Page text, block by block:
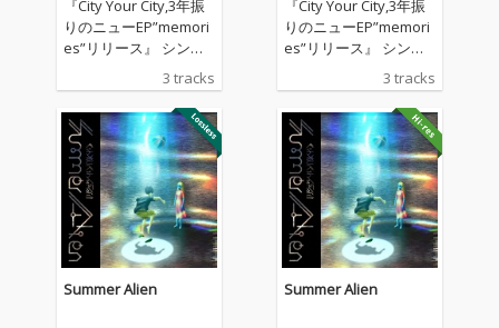
『City Your City,3年振
りのニューEP”memori
es”リリース』 シング
ル”chain”より実に3年
振り、City Your City の
第二章が始まる。 各々
のソロ活動、メタポッ
プユニット”Frasco”と
のコラボを経て発表さ
れた今作。 よりパーソ
ナルな内面に入り込む
言葉、包みながらも揺
らすトラック。 表題
曲”memories”を含む全
3曲。 「あなたへの想
3 tracks
『City Your City,3年振
りのニューEP”memori
es”リリース』 シング
ル”chain”より実に3年
振り、City Your City の
第二章が始まる。 各々
のソロ活動、メタポッ
プユニット”Frasco”と
のコラボを経て発表さ
れた今作。 よりパーソ
ナルな内面に入り込む
言葉、包みながらも揺
らすトラック。 表題
曲”memories”を含む全
3曲。 「あなたへの想
3 tracks
Summer Alien Summer Alien